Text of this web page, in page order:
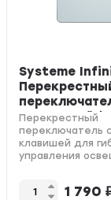
Systeme
клавишный
FSE0011...
Перекрестный
переключатель
клавишей для
управления
10 AX, цвет
1 790